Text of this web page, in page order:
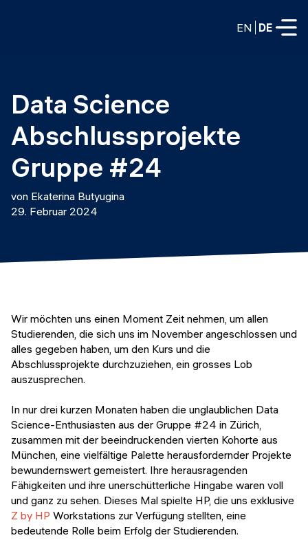
EN DE
VOLLZEITPROGRAMME
Data Science
Web-Entwicklung und KI
TEILZEITROGRAMME
Data Science
DevOps zu LLMOps
KURZKURSE
Generative KI meistern
Python Programmierung
KOSTENLOSE RESSOURCEN
Data Science Einführungskurs
Web-Entwicklung Einführungskurs
Python Einführungskurs
Python & Ops Einführungskurs
Weiterbildung / Schulung
Consulting
Prototyping
Veranstaltungen
Abschlussprojekte
Alumni Geschichten
Data Science
Abschlussprojekte
Gruppe #24
von Ekaterina Butyugina
29. Februar 2024
Wir möchten uns einen Moment Zeit nehmen, um allen
Studierenden, die sich uns im November angeschlossen und
alles gegeben haben, um den Kurs und die
Abschlussprojekte durchzuziehen, ein grosses Lob
auszusprechen.
In nur drei kurzen Monaten haben die unglaublichen Data
Science-Enthusiasten aus der Gruppe #24 in Zürich,
zusammen mit der beeindruckenden vierten Kohorte aus
München, eine vielfältige Palette herausfordernder Projekte
bewundernswert gemeistert. Ihre herausragenden
Fähigkeiten und ihre unerschütterliche Hingabe waren voll
und ganz zu sehen. Dieses Mal spielte HP, die uns exklusive
Z by HP Workstations zur Verfügung stellten, eine
bedeutende Rolle beim Erfolg der Studierenden.